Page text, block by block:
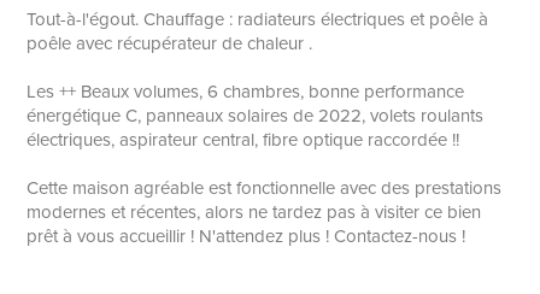
Tout-à-l'égout. Chauffage : radiateurs électriques et poêle à
poêle avec récupérateur de chaleur .
Les ++ Beaux volumes, 6 chambres, bonne performance
énergétique C, panneaux solaires de 2022, volets roulants
électriques, aspirateur central, fibre optique raccordée !!
Cette maison agréable est fonctionnelle avec des prestations
modernes et récentes, alors ne tardez pas à visiter ce bien
prêt à vous accueillir ! N'attendez plus ! Contactez-nous !